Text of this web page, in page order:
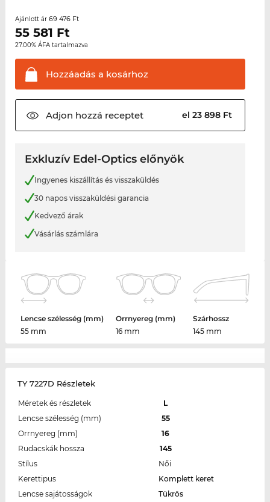
Ajánlott ár 69 476 Ft
55 581 Ft
27.00% ÁFA tartalmazva
Hozzáadás a kosárhoz
Adjon hozzá receptet el 23 898 Ft
Exkluzív Edel-Optics előnyök
Ingyenes kiszállítás és visszaküldés
30 napos visszaküldési garancia
Kedvező árak
Vásárlás számlára
Lencse szélesség (mm)
55 mm
Orrnyereg (mm)
16 mm
Szárhossz
145 mm
TY 7227D Részletek
Méretek és részletek
L
Lencse szélesség (mm)
55
Orrnyereg (mm)
16
Rudacskák hossza
145
Stílus
Női
Kerettipus
Komplett keret
Lencse sajátosságok
Tükrös